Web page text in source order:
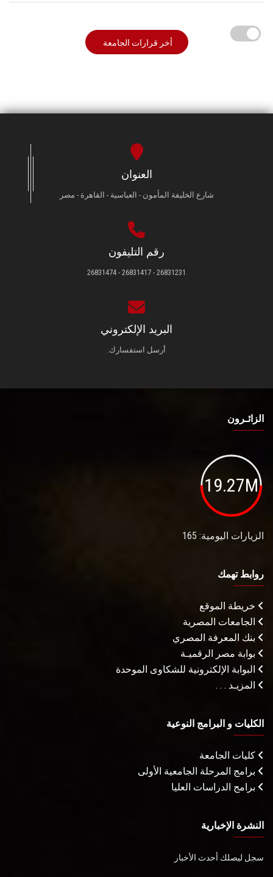
أخر قرارات الجامعة
العنوان
شارع الخليفة المأمون - العباسية - القاهرة - مصر
رقم التليفون
26831231 - 26831417 - 26831474
البريد الإلكتروني
أرسل استفسارك.
الزائـرون
19.27M
الزيارات اليومية: 165
روابط تهمك
خريطة الموقع
الجامعات المصرية
بنك المعرفة المصري
بوابة مصر الرقميـة
البوابة الإلكترونية للشكاوى الموحدة
المزيـد . . .
الكليات و البرامج النوعية
كليات الجامعة
برامج المرحلة الجامعية الأولى
برامج الدراسات العليا
النشرة الإخبارية
سجل ليصلك أحدث الأخبار